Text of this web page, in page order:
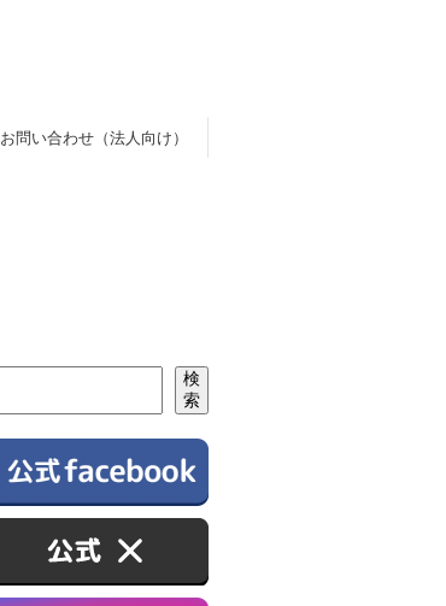
お問い合わせ（法人向け）
検
索